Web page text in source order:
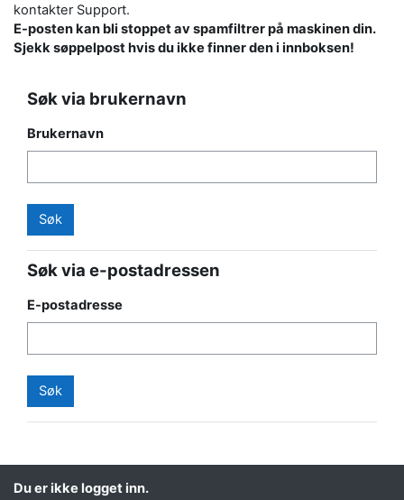
kontakter Support.
E-posten kan bli stoppet av spamfiltrer på maskinen din.
Sjekk søppelpost hvis du ikke finner den i innboksen!
Søk via brukernavn
Brukernavn
Søk via e-postadressen
E-postadresse
Du er ikke logget inn.